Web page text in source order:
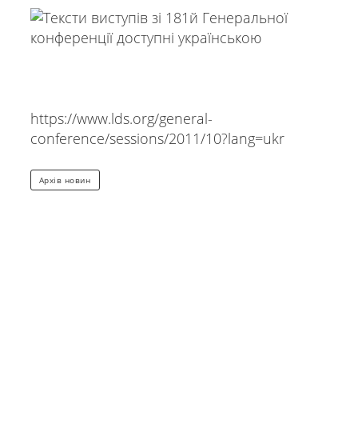
https://www.lds.org/general-
conference/sessions/2011/10?lang=ukr
Архів новин